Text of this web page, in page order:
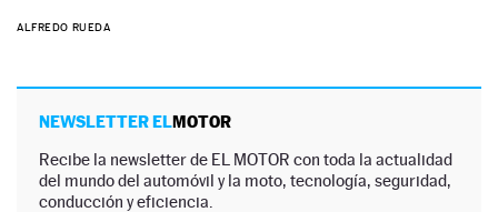
ALFREDO RUEDA
NEWSLETTER ELMOTOR
Recibe la newsletter de EL MOTOR con toda la actualidad
del mundo del automóvil y la moto, tecnología, seguridad,
conducción y eficiencia.